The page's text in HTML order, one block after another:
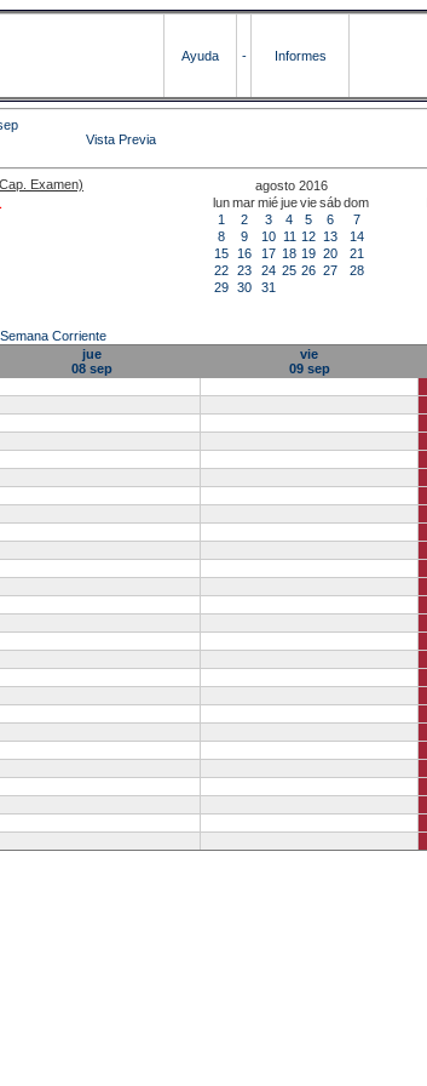
Ayuda - Informes
Examen)
agosto 2016
lunmarmiéjueviesábdom
1
2 3 4 5 6
7
8
9 10 11 12 13
14
15
16 17 18 19 20
21
22 23 24 25 26 27
28
29 30 31
Semana Corriente
jue
08 sep
vie
09 sep